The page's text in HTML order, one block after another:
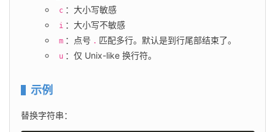
c ：大小写敏感
i ：大小写不敏感
m ：点号 . 匹配多行。默认是到行尾部结束了。
u ：仅 Unix-like 换行符。
示例
替换字符串：